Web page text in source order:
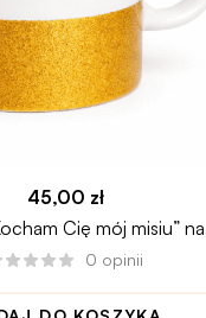
45,00 zł
Cię mój misiu” na
walentynki
0 opinii